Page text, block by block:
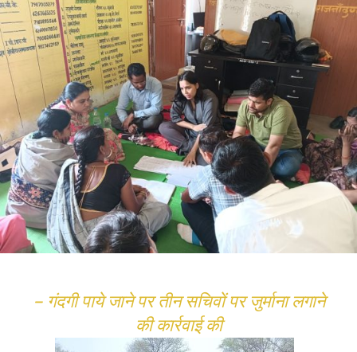
– गंदगी पाये जाने पर तीन सचिवों पर जुर्माना लगाने
की कार्रवाई की